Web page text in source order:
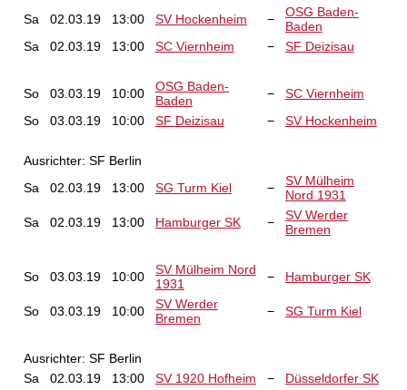
Sa
02.03.19 13:00 SV Hockenheim −
OSG Baden-
Baden
Sa
02.03.19 13:00 SC Viernheim − SF Deizisau
So 03.03.19 10:00
OSG Baden-
Baden
−
SC Viernheim
So
03.03.19 10:00 SF Deizisau − SV Hockenheim
Ausrichter: SF Berlin
Sa
02.03.19 13:00 SG Turm Kiel −
SV Mülheim
Nord 1931
Sa
02.03.19 13:00 Hamburger SK −
SV Werder
Bremen
So 03.03.19 10:00
SV Mülheim Nord
1931
− Hamburger SK
So 03.03.19 10:00
SV Werder
Bremen
− SG Turm Kiel
Ausrichter: SF Berlin
Sa
02.03.19 13:00 SV 1920 Hofheim −
Düsseldorfer SK